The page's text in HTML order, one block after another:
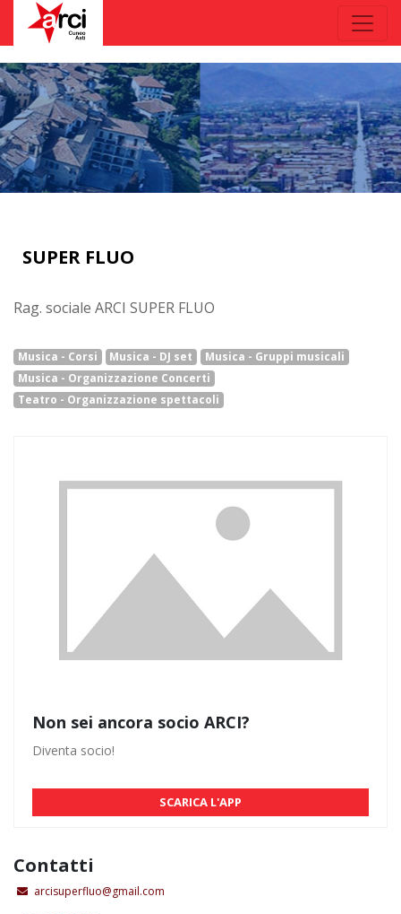
SUPER FLUO
Rag. sociale ARCI SUPER FLUO
Musica - Corsi Musica - DJ set
Musica - Gruppi musicali
Musica - Organizzazione Concerti
Teatro - Organizzazione spettacoli
Non sei ancora socio ARCI?
Diventa socio!
SCARICA L'APP
Contatti
arcisuperfluo@gmail.com